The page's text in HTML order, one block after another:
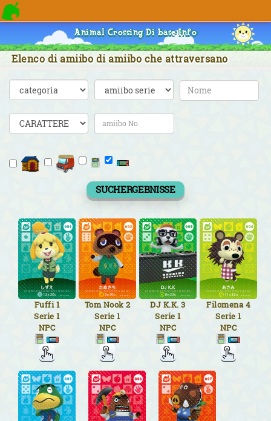
Animal Crossing Di base Info
Elenco di amiibo di amiibo che attraversano
SUCHERGEBNISSE
Fuffi 1
Serie 1
NPC
Tom Nook 2
Serie 1
NPC
DJ K.K. 3
Serie 1
NPC
Filomena 4
Serie 1
NPC